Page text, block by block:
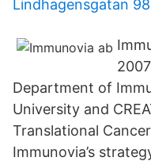
Lindhagensgatan
Department of
University and
Translational
Immunovia’s